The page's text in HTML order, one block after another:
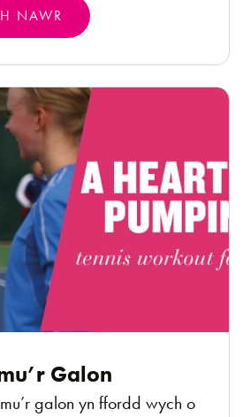
NAWR
Galon
galon yn ffordd wych o